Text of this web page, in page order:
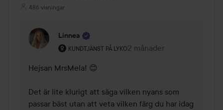
486 visningar
Linnea
KUNDTJÄNST PÅ LYKO
Användarens roll: Kundtjänst på Lyko.
2 månader
Kommentaren lades 2
Hejsan MrsMela! 😊
Det är lite klurigt att säga vilken nyans som
passar bäst utan att veta vilken färg du har idag